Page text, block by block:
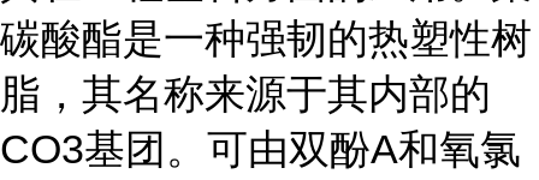
碳酸酯是一种强韧的热塑性树
脂，其名称来源于其内部的
CO3基团。可由双酚A和氧氯